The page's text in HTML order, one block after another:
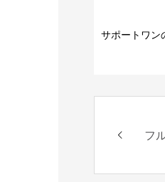
サポートワン
フ